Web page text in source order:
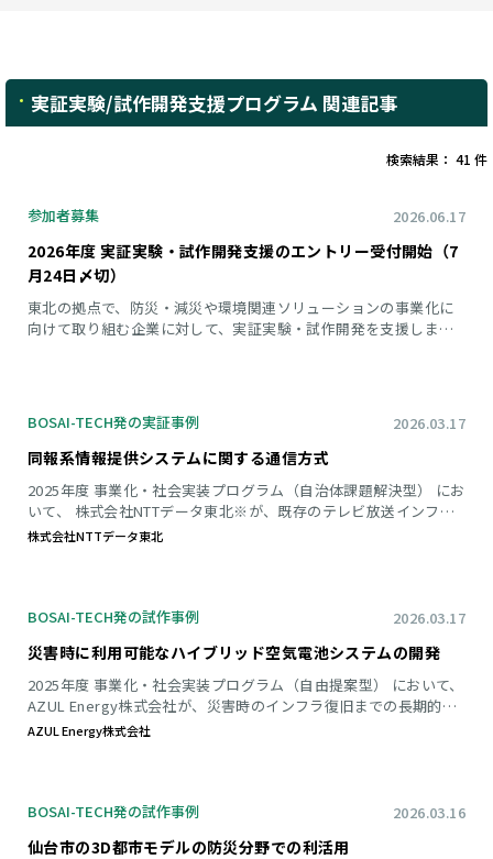
実証実験/試作開発支援プログラム 関連記事
検索結果： 41 件
2026.06.17
参加者募集
2026年度 実証実験・試作開発支援のエントリー受付開始（7
月24日〆切）
東北の拠点で、防災・減災や環境関連ソリューションの事業化に
向けて取り組む企業に対して、実証実験・試作開発を支援しま
2026.03.17
BOSAI-TECH発の実証事例
同報系情報提供システムに関する通信方式
2025年度 事業化・社会実装プログラム（自治体課題解決型） にお
いて、 株式会社NTTデータ東北※が、既存のテレビ放送インフラ
（地デジIPDC）を活用した防災情報配信の実証実験と、導入に向
を目指す課題と解決方法 【課題】 ● 既存の自治体防災行政無線
株式会社NTTデータ東北
2026.03.17
BOSAI-TECH発の試作事例
災害時に利用可能なハイブリッド空気電池システムの開発
2025年度 事業化・社会実装プログラム（自由提案型） において、
AZUL Energy株式会社が、災害時のインフラ復旧までの長期的な
電源確保を目指し、亜鉛空気電池と鉛蓄電池を組み合わせた「ハ
アップ電源として数日〜数週間分の電力を確保できる「災害に強
AZUL Energy株式会社
2026.03.16
BOSAI-TECH発の試作事例
仙台市の3D都市モデルの防災分野での利活用